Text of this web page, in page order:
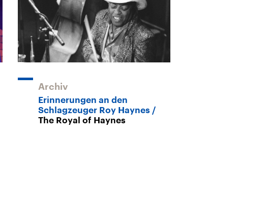
Archiv
Erinnerungen an den
Schlagzeuger Roy Haynes
The Royal of Haynes